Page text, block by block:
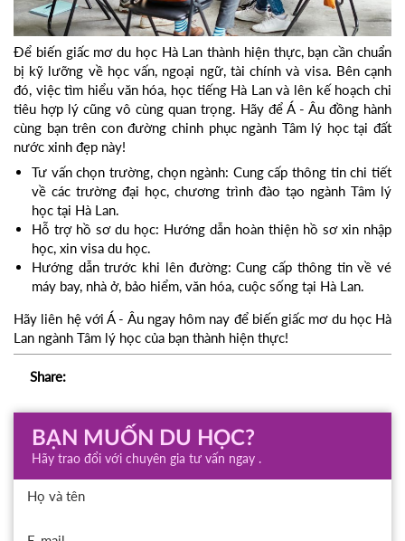
Để biến giấc mơ du học Hà Lan thành hiện thực, bạn cần chuẩn
bị kỹ lưỡng về học vấn, ngoại ngữ, tài chính và visa. Bên cạnh
đó, việc tìm hiểu văn hóa, học tiếng Hà Lan và lên kế hoạch chi
tiêu hợp lý cũng vô cùng quan trọng. Hãy để Á - Âu đồng hành
cùng bạn trên con đường chinh phục ngành Tâm lý học tại đất
nước xinh đẹp này!
Tư vấn chọn trường, chọn ngành: Cung cấp thông tin chi tiết
về các trường đại học, chương trình đào tạo ngành Tâm lý
học tại Hà Lan.
Hỗ trợ hồ sơ du học: Hướng dẫn hoàn thiện hồ sơ xin nhập
học, xin visa du học.
Hướng dẫn trước khi lên đường: Cung cấp thông tin về vé
máy bay, nhà ở, bảo hiểm, văn hóa, cuộc sống tại Hà Lan.
Hãy liên hệ với Á - Âu ngay hôm nay để biến giấc mơ du học Hà
Lan ngành Tâm lý học của bạn thành hiện thực!
Share:
BẠN MUỐN DU HỌC?
Hãy trao đổi với chuyên gia tư vấn ngay .
Họ và tên